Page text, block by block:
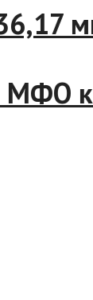
к